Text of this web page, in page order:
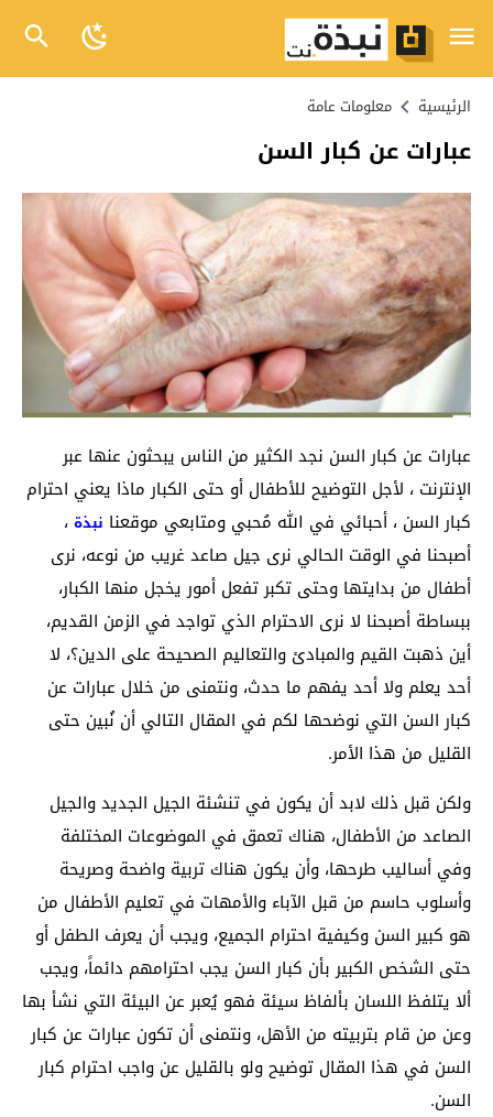
الرئيسية معلومات عامة
عبارات عن كبار السن
عبارات عن كبار السن نجد الكثير من الناس يبحثون عنها عبر
الإنترنت ، لأجل التوضيح للأطفال أو حتى الكبار ماذا يعني احترام
كبار السن ، أحبائي في الله مُحبي ومتابعي موقعنا نبذة ،
أصبحنا في الوقت الحالي نرى جيل صاعد غريب من نوعه، نرى
أطفال من بدايتها وحتى تكبر تفعل أمور يخجل منها الكبار،
ببساطة أصبحنا لا نرى الاحترام الذي تواجد في الزمن القديم،
أين ذهبت القيم والمبادئ والتعاليم الصحيحة على الدين؟، لا
أحد يعلم ولا أحد يفهم ما حدث، ونتمنى من خلال عبارات عن
كبار السن التي نوضحها لكم في المقال التالي أن نُبين حتى
القليل من هذا الأمر.
ولكن قبل ذلك لابد أن يكون في تنشئة الجيل الجديد والجيل
الصاعد من الأطفال، هناك تعمق في الموضوعات المختلفة
وفي أساليب طرحها، وأن يكون هناك تربية واضحة وصريحة
وأسلوب حاسم من قبل الآباء والأمهات في تعليم الأطفال من
هو كبير السن وكيفية احترام الجميع، ويجب أن يعرف الطفل أو
حتى الشخص الكبير بأن كبار السن يجب احترامهم دائماً، ويجب
ألا يتلفظ اللسان بألفاظ سيئة فهو يُعبر عن البيئة التي نشأ بها
وعن من قام بتربيته من الأهل، ونتمنى أن تكون عبارات عن كبار
السن في هذا المقال توضيح ولو بالقليل عن واجب احترام كبار
السن.